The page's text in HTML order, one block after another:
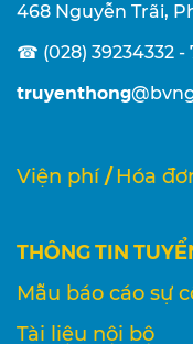
468 Nguyễn Trãi,
☎ (028) 39234332 -
truyenthong
Viện phí / Hóa
THÔNG TIN
Mẫu báo cáo sự
Tài liệu nội bộ